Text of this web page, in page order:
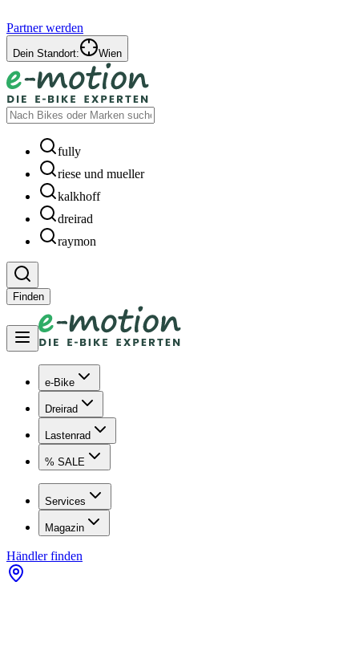
Partner werden
Dein Standort: Wien
fully
riese und mueller
kalkhoff
dreirad
raymon
Finden
e-Bike
Dreirad
Lastenrad
% SALE
Services
Magazin
Händler finden